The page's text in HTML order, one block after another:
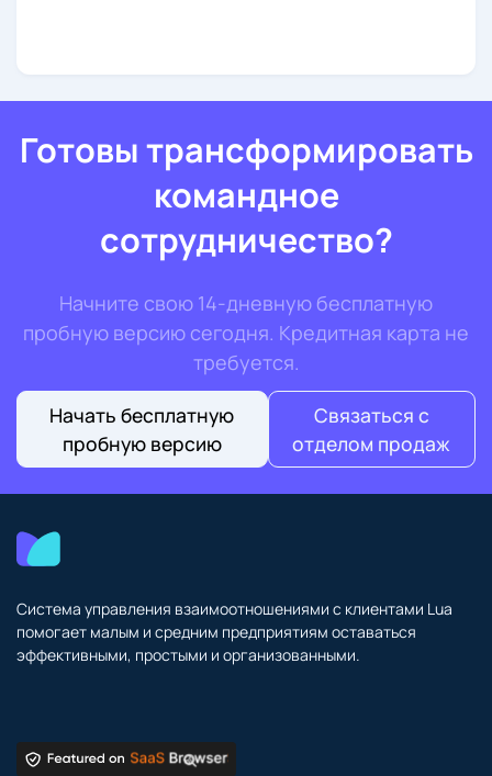
Готовы трансформировать
командное
сотрудничество?
Начните свою 14-дневную бесплатную
пробную версию сегодня. Кредитная карта не
требуется.
Начать бесплатную
пробную версию
Связаться с
отделом продаж
Система управления взаимоотношениями с клиентами Lua
помогает малым и средним предприятиям оставаться
эффективными, простыми и организованными.